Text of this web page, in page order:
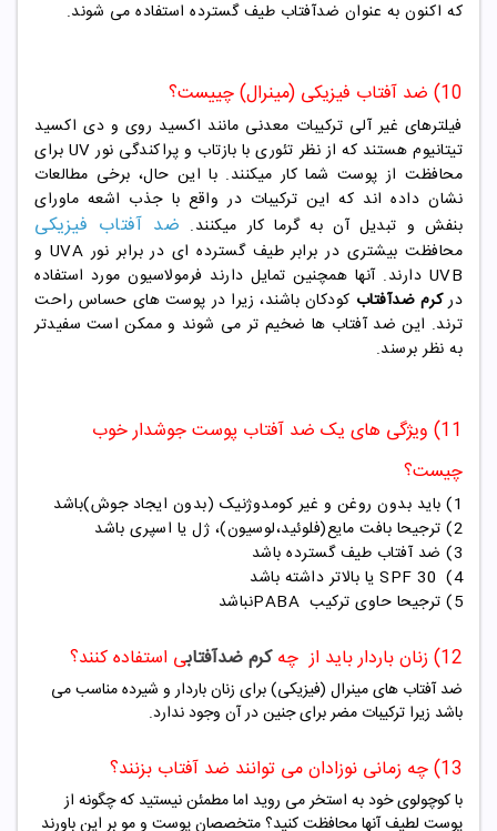
که اکنون به عنوان ضدآفتاب طیف گسترده استفاده می شوند.
10) ضد آفتاب فیزیکی (مینرال) چییست؟
فیلترهای غیر آلی ترکیبات معدنی مانند اکسید روی و دی اکسید
تیتانیوم هستند که از نظر تئوری با بازتاب و پراکندگی نور UV برای
محافظت از پوست شما کار میکنند. با این حال، برخی مطالعات
نشان داده اند که این ترکیبات در واقع با جذب اشعه ماورای
بنفش و تبدیل آن به گرما کار میکنند. ضد آفتاب فیزیکی
محافظت بیشتری در برابر طیف گسترده ای در برابر نور UVA و
UVB دارند. آنها همچنین تمایل دارند فرمولاسیون مورد استفاده
درکرم ضدآفتاب کودکان باشند، زیرا در پوست های حساس راحت
ترند. این ضد آفتاب ها ضخیم تر می شوند و ممکن است سفیدتر
به نظر برسند.
11) ویژگی های یک ضد آفتاب پوست جوشدار خوب
چیست؟
1) باید بدون روغن و غیر کومدوژنیک (بدون ایجاد جوش)باشد
2) ترجیحا بافت مایع(فلوئید،لوسیون)، ژل یا اسپری باشد
3) ضد آفتاب طیف گسترده باشد
4)
30
SPF یا بالاتر داشته باشد
5) ترجیحا حاوی ترکیب
PABAنباشد
12) زنان باردار باید از چه کرم ضدآفتابی استفاده کنند؟
ضد آفتاب های مینرال (فیزیکی) برای زنان باردار و شیرده مناسب می
باشد زیرا ترکیبات مضر برای جنین در آن وجود ندارد.
13) چه زمانی نوزادان می توانند ضد آفتاب بزنند؟
با کوچولوی خود به استخر می روید اما مطمئن نیستید که چگونه از
پوست لطیف آنها محافظت کنید؟ متخصصان پوست و مو بر این باورند